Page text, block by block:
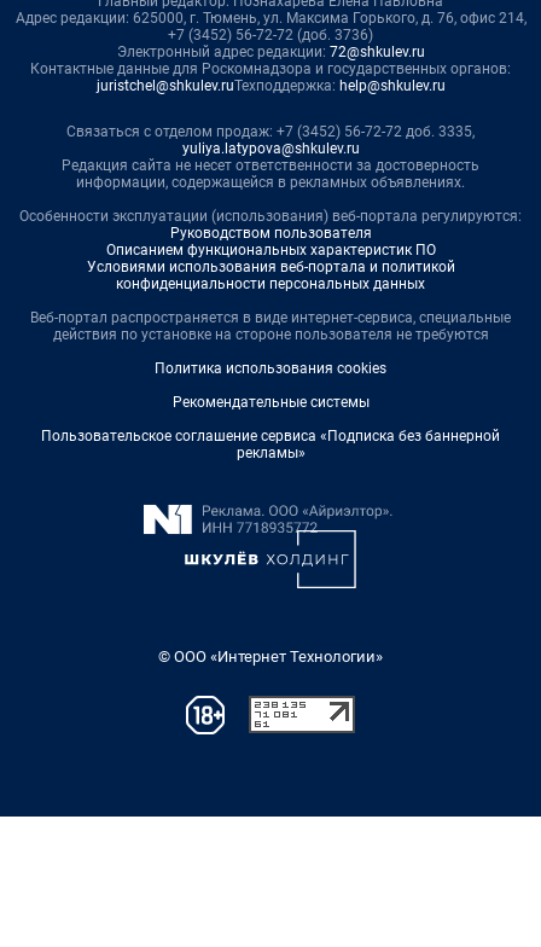
Адрес редакции: 625000, г. Тюмень, ул. Максима Горького, д. 76, офис 214,
+7 (3452) 56-72-72 (доб. 3736)
Электронный адрес редакции: 72@shkulev.ru
Контактные данные для Роскомнадзора и государственных органов:
juristchel@shkulev.ruТехподдержка: help@shkulev.ru
Связаться с отделом продаж: +7 (3452) 56-72-72 доб. 3335,
yuliya.latypova@shkulev.ru
Редакция сайта не несет ответственности за достоверность
информации, содержащейся в рекламных объявлениях.
Особенности эксплуатации (использования) веб-портала регулируются:
Руководством пользователя
Описанием функциональных характеристик ПО
Условиями использования веб-портала и политикой
конфиденциальности персональных данных
Веб-портал распространяется в виде интернет-сервиса, специальные
действия по установке на стороне пользователя не требуются
Политика использования cookies
Рекомендательные системы
Пользовательское соглашение сервиса «Подписка без баннерной
рекламы»
© ООО «Интернет Технологии»